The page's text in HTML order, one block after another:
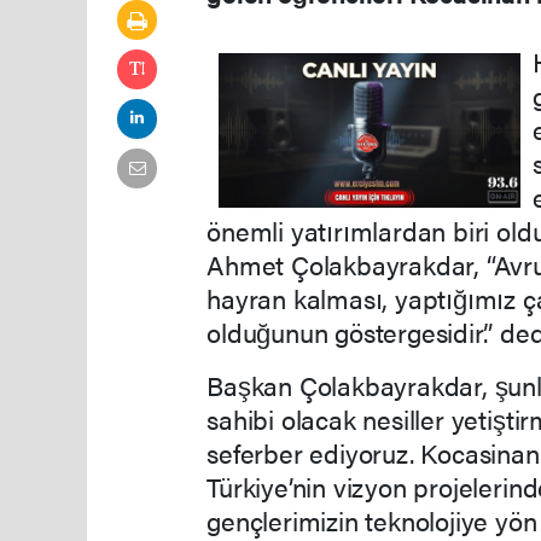
önemli yatırımlardan biri
Ahmet Çolakbayrakdar,
hayran kalması,
olduğunun göstergesidir.”
Başkan Çolakbayrakdar,
sahibi olacak nesiller
seferber ediyoruz.
Türkiye’nin vizyon
gençlerimizin teknolojiye